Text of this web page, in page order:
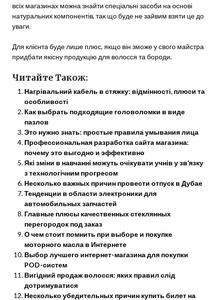
всіх магазинах можна знайти спеціальні засоби на основі
натуральних компонентів, так що буде не зайвим взяти це до
уваги.
Для клієнта буде лише плюс, якщо він зможе у свого майстра
придбати якісну продукцію для волосся та бороди.
Читайте Також:
Нагрівальний кабель в стяжку: відмінності, плюси та
особливості
Как выбрать подходящие головоломки в виде
пазлов
Это нужно знать: простые правила умывания лица
Профессиональная разработка сайта магазина:
почему это выгодно и эффективно
Які зміни в навчанні можуть очікувати учнів у зв’язку
з технологічним прогресом
Несколько важных причин провести отпуск в Дубае
Тенденции в области электроники для
автомобильных запчастей
Главные плюсы качественных стеклянных
перегородок под заказ
О чем стоит помнить при выборе и покупке
моторного масла в Интернете
Выбор лучшего интернет-магазина для покупки
POD-систем
Вигідний продаж волосся: яких правил слід
дотримуватися
Несколько убедительных причин купить билет на